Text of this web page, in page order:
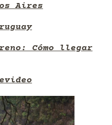
Aires
Cómo llegar